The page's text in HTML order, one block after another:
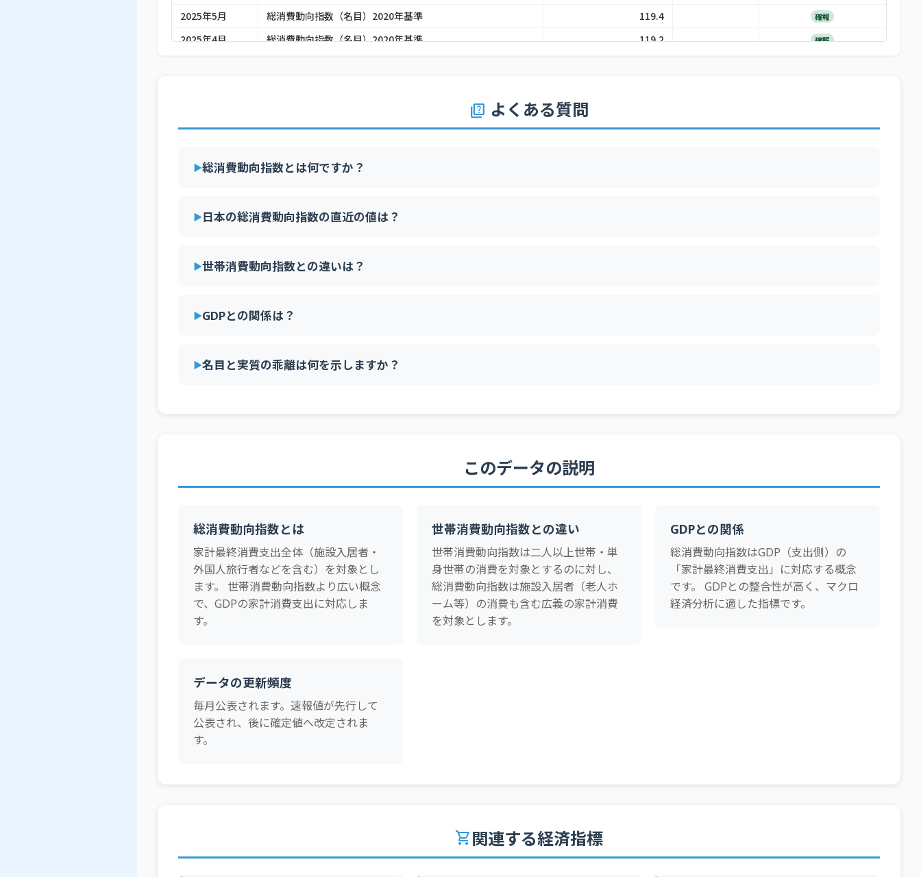
2025年5月 総消費動向指数（名目）2020年基準 119.4 確報
2025年4月 総消費動向指数（名目）2020年基準 119.2 確報
quiz よくある質問
総消費動向指数とは何ですか？
日本の総消費動向指数の直近の値は？
世帯消費動向指数との違いは？
GDPとの関係は？
名目と実質の乖離は何を示しますか？
このデータの説明
総消費動向指数とは
家計最終消費支出全体（施設入居者・
外国人旅行者などを含む）を対象とし
ます。 世帯消費動向指数より広い概念
で、GDPの家計消費支出に対応しま
す。
世帯消費動向指数との違い
世帯消費動向指数は二人以上世帯・単
身世帯の消費を対象とするのに対し、
総消費動向指数は施設入居者（老人ホ
ーム等）の消費も含む広義の家計消費
を対象とします。
GDPとの関係
総消費動向指数はGDP（支出側）の
「家計最終消費支出」に対応する概念
です。 GDPとの整合性が高く、マクロ
経済分析に適した指標です。
データの更新頻度
毎月公表されます。速報値が先行して
公表され、後に確定値へ改定されま
す。
shopping_cart関連する経済指標